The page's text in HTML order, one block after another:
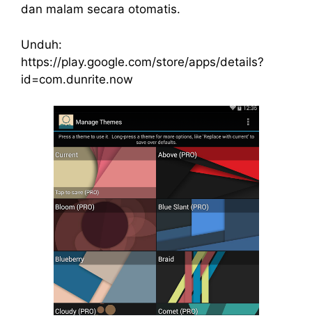
dan malam secara otomatis.
Unduh:
https://play.google.com/store/apps/details?
id=com.dunrite.now